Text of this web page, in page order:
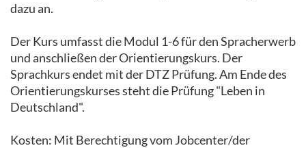
dazu an.
Der Kurs umfasst die Modul 1-6 für den Spracherwerb
und anschließen der Orientierungskurs. Der
Sprachkurs endet mit der DTZ Prüfung. Am Ende des
Orientierungskurses steht die Prüfung "Leben in
Deutschland".
Kosten: Mit Berechtigung vom Jobcenter/der